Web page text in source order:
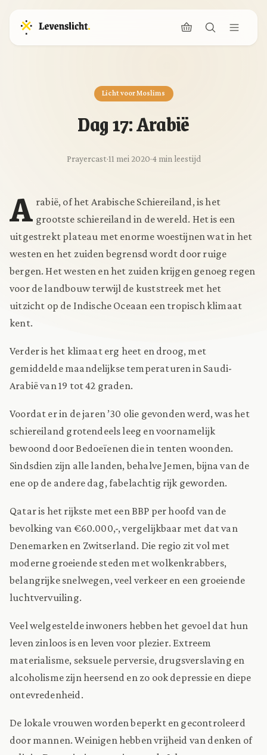
Licht voor Moslims
Dag 17: Arabië
Prayercast·11 mei 2020·4 min leestijd
A rabië, of het Arabische Schiereiland, is het
grootste schiereiland in de wereld. Het is een
uitgestrekt plateau met enorme woestijnen wat in het
westen en het zuiden begrensd wordt door ruige
bergen. Het westen en het zuiden krijgen genoeg regen
voor de landbouw terwijl de kuststreek met het
uitzicht op de Indische Oceaan een tropisch klimaat
kent.
Verder is het klimaat erg heet en droog, met
gemiddelde maandelijkse temperaturen in Saudi-
Arabië van 19 tot 42 graden.
Voordat er in de jaren ’30 olie gevonden werd, was het
schiereiland grotendeels leeg en voornamelijk
bewoond door Bedoeïenen die in tenten woonden.
Sindsdien zijn alle landen, behalve Jemen, bijna van de
ene op de andere dag, fabelachtig rijk geworden.
Qatar is het rijkste met een BBP per hoofd van de
bevolking van €60.000,-, vergelijkbaar met dat van
Denemarken en Zwitserland. Die regio zit vol met
moderne groeiende steden met wolkenkrabbers,
belangrijke snelwegen, veel verkeer en een groeiende
luchtvervuiling.
Veel welgestelde inwoners hebben het gevoel dat hun
leven zinloos is en leven voor plezier. Extreem
materialisme, seksuele perversie, drugsverslaving en
alcoholisme zijn heersend en zo ook depressie en diepe
ontevredenheid.
De lokale vrouwen worden beperkt en gecontroleerd
door mannen. Weinigen hebben vrijheid van denken of